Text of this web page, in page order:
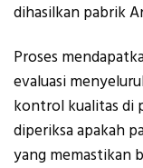
dihasilkan pabrik
Proses
evaluasi
kontrol kualitas di
diperiksa apakah
yang memastikan